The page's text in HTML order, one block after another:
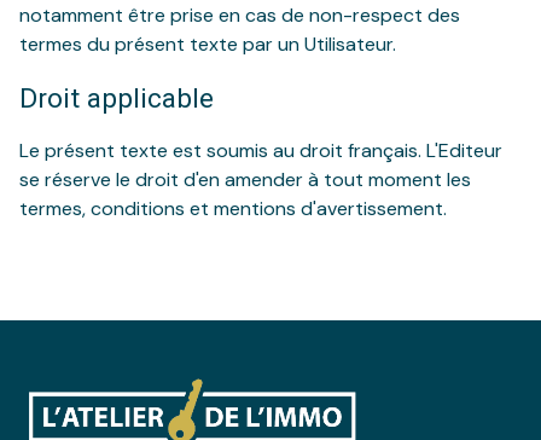
notamment être prise en cas de non-respect des
termes du présent texte par un Utilisateur.
Droit applicable
Le présent texte est soumis au droit français. L'Editeur
se réserve le droit d'en amender à tout moment les
termes, conditions et mentions d'avertissement.